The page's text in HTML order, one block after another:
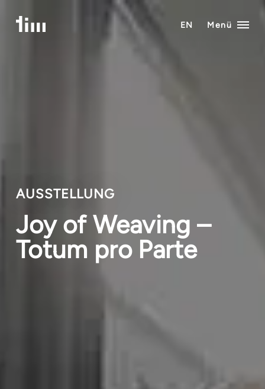
Inhalt
springen
EN Menü
AUSSTELLUNG
Joy of Weaving –
Totum pro Parte